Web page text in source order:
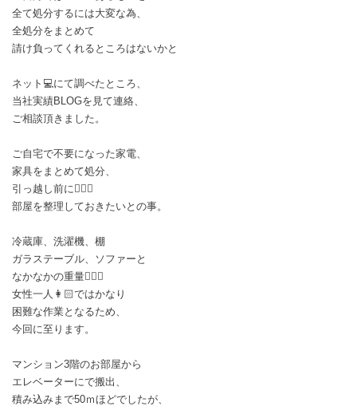
全て処分するには大変な為、
全処分をまとめて
請け負ってくれるところはないかと
ネット💻にて調べたところ、
当社実績BLOGを見て連絡、
ご相談頂きました。
ご自宅で不要になった家電、
家具をまとめて処分、
引っ越し前に🧗🏻‍♀️
部屋を整理しておきたいとの事。
冷蔵庫、洗濯機、棚
ガラステーブル、ソファーと
なかなかの重量🏋🏼‍♀️
女性一人👩🏻ではかなり
困難な作業となるため、
今回に至ります。
マンション3階のお部屋から
エレベーターにで搬出、
積み込みまで50ｍほどでしたが、